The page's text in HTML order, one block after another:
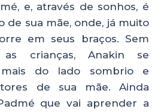
e, através de sonhos, é
de sua mãe, onde, já muito
em seus braços. Sem
crianças, Anakin se
mais do lado sombrio e
de sua mãe. Ainda
que vai aprender a